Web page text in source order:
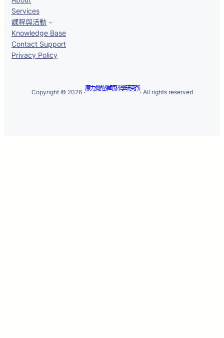
Services
課程與活動
Knowledge Base
Contact Support
Privacy Policy
Copyright © 2026 ·
原力覺醒催眠科學研究所
· All rights reserved